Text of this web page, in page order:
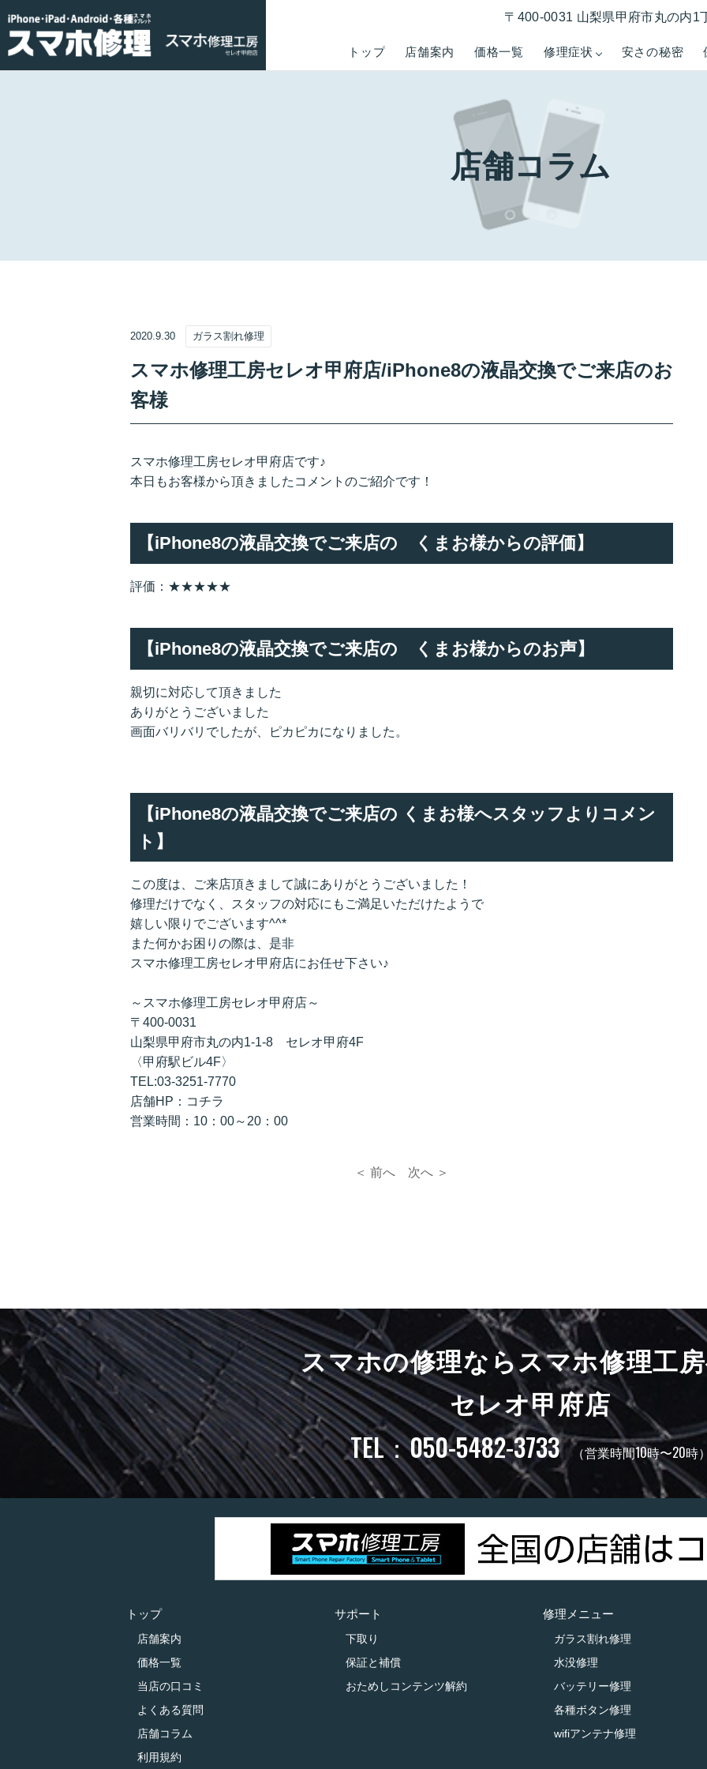
トップ 店舗案内 価格一覧 修理症状 安さの秘密
〒400-0031 山梨県甲府市丸の内1
店舗コラム
2020.9.30 ガラス割れ修理
スマホ修理工房セレオ甲府店/iPhone8の液晶交換でご来店のお
客様
スマホ修理工房セレオ甲府店です♪
本日もお客様から頂きましたコメントのご紹介です！
【iPhone8の液晶交換でご来店の くまお様からの評価】
評価：★★★★★
【iPhone8の液晶交換でご来店の くまお様からのお声】
親切に対応して頂きました
ありがとうございました
画面バリバリでしたが、ピカピカになりました。
【iPhone8の液晶交換でご来店の くまお様へスタッフよりコメン
ト】
この度は、ご来店頂きまして誠にありがとうございました！
修理だけでなく、スタッフの対応にもご満足いただけたようで
嬉しい限りでございます^^*
また何かお困りの際は、是非
スマホ修理工房セレオ甲府店にお任せ下さい♪
～スマホ修理工房セレオ甲府店～
〒400-0031
山梨県甲府市丸の内1-1-8 セレオ甲府4F
〈甲府駅ビル4F〉
TEL:03-3251-7770
店舗HP：コチラ
営業時間：10：00～20：00
＜ 前へ 次へ ＞
スマホの修理ならスマホ修理工
セレオ甲府店
TEL：050-5482-3733 （営業時間10時〜20時
トップ
店舗案内
価格一覧
当店の口コミ
よくある質問
店舗コラム
利用規約
サポート
下取り
保証と補償
おためしコンテンツ解約
修理メニュー
ガラス割れ修理
水没修理
バッテリー修理
各種ボタン修理
wifiアンテナ修理